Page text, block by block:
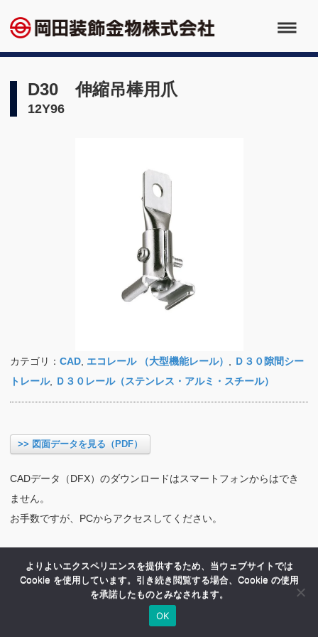
D30 伸縮吊棒用爪
12Y96
カテゴリ： CAD エコレール （大型機能レール）
Ｄ３０隙間シー
トレール, Ｄ３０レール（ステンレス・アルミ・スチール）
>> 図面データを見る（PDF）
CADデータ（DFX）のダウンロードはスマートフォンからはでき
ません。
お手数ですが、PCからアクセスしてください。
よりよいエクスペリエンスを提供するため、当ウェブサイトでは
Cookie を使用しています。引き続き閲覧する場合、Cookie の使用
を承諾したものとみなされます。
OK